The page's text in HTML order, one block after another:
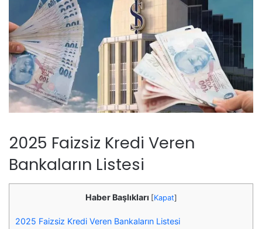
2025 Faizsiz Kredi Veren
Bankaların Listesi
Haber Başlıkları [Kapat]
2025 Faizsiz Kredi Veren Bankaların Listesi